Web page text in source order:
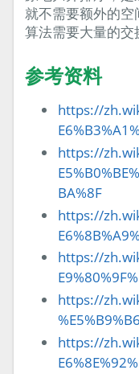
就不需要额外的
算法需要大量的交
参考资料
https://
https://
BA%8F
https://
https://
https://
https://